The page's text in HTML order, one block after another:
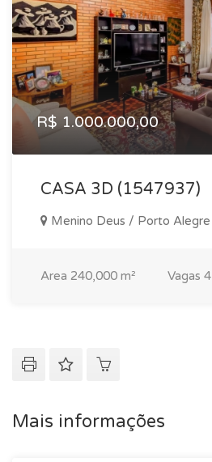
R$ 1.000.000,00
CASA 3D (1547937)
Menino Deus / Porto Alegre
Area 240,000 m² Vagas 4
Mais informações